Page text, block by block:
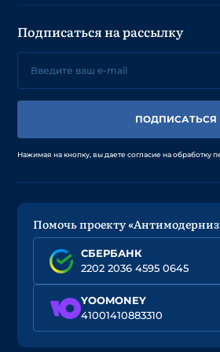
Подписаться на рассылку
ПОДПИСАТЬСЯ
Нажимая на кнопку, вы даете согласие на обработку
Помочь проекту
СБЕРБАНК
2202 2036 4595 0645
YOOMONEY
41001410883310